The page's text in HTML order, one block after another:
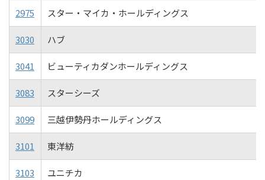
2975 スター・マイカ・ホールディングス
3030 ハブ
3041 ビューティカダンホールディングス
3083 スターシーズ
3099 三越伊勢丹ホールディングス
3101 東洋紡
3103 ユニチカ